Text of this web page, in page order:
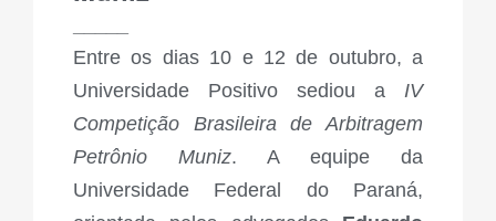
Entre os dias 10 e 12 de outubro, a
Universidade Positivo sediou a IV
Competição Brasileira de Arbitragem
Petrônio Muniz. A equipe da
Universidade Federal do Paraná,